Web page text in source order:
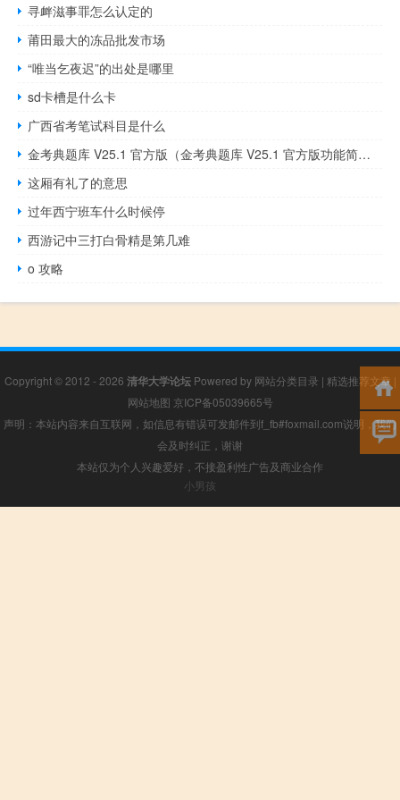
寻衅滋事罪怎么认定的
莆田最大的冻品批发市场
“唯当乞夜迟”的出处是哪里
sd卡槽是什么卡
广西省考笔试科目是什么
金考典题库 V25.1 官方版（金考典题库 V25.1 官方版功能简介）
这厢有礼了的意思
过年西宁班车什么时候停
西游记中三打白骨精是第几难
o 攻略
Copyright © 2012 - 2026 清华大学论坛Powered by 网站分类目录 | 精选推荐文章 |
网站地图 京ICP备05039665号
声明：本站内容来自互联网，如信息有错误可发邮件到f_fb#foxmail.com说明，我们
会及时纠正，谢谢
本站仅为个人兴趣爱好，不接盈利性广告及商业合作
小男孩